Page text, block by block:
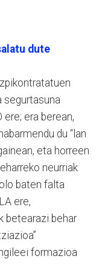
dute
segurtasuna
ere; era berean,
du “lan
eta horreen
neurriak
baten falta
ere,
betearazi behar
formazioa